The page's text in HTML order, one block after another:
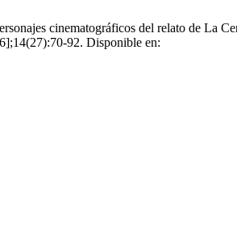
cinematográficos del relato de La
92. Disponible en: